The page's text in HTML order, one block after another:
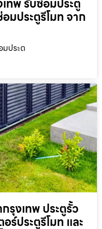
ทพ รับซ่อมประตู
มประตูรีโมท จาก
มประต
รุงเทพ ประตูรั้ว
ร์ประตูรีโมท และ